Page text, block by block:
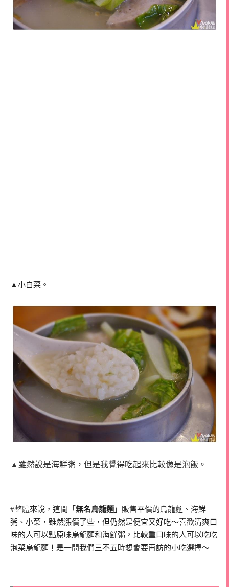
▲小白菜。
▲雖然說是海鮮粥，但是我覺得吃起來比較像是泡飯。
#整體來說，這間「 無名烏龍麵 」販售平價的烏龍麵、海鮮
粥、小菜，雖然漲價了些，但仍然是便宜又好吃～喜歡清爽口
味的人可以點原味烏龍麵和海鮮粥，比較重口味的人可以吃吃
泡菜烏龍麵！是一間我們三不五時想會要再訪的小吃選擇～